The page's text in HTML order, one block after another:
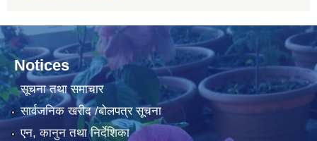
Notices
सूचना तथा समाचार
सार्वजनिक खरीद /बोलपत्र सूचना
एन, कानुन तथा निर्देशिका